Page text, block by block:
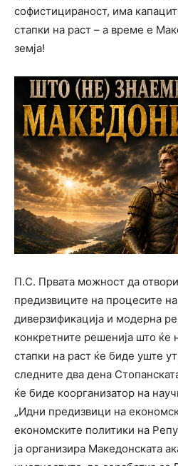
софистицираност, има
стапки на раст – а време е
земја!
П.С. Првата можност да
предизвиците на процесите на
диверзификација и модерна
конкретните решенија што ќе
стапки на раст ќе биде уште
следните два дена
ќе биде коорганизатор на
„Идни предизвици на
економските политики на
ја организира Македонската